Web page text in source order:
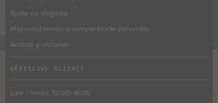
Ajutor cu alegerea
Magazinul nostru și cumpărăturile personale
Achiziții și comenzi
SERVICIUL CLIENȚI
Luni - Vineri: 10:00-18:00